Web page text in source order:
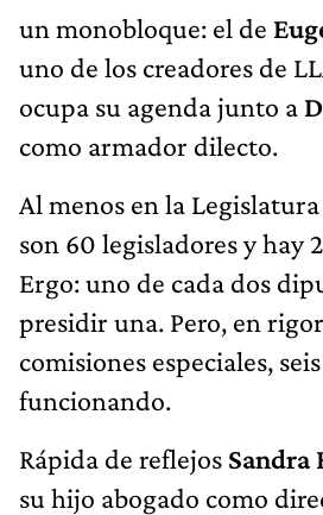
un monobloque: el de
uno de los creadores de
ocupa su agenda junto a
como armador dilecto.
Al menos en la
son 60 legisladores y hay
Ergo: uno de cada dos
presidir una. Pero, en
comisiones especiales,
funcionando.
Rápida de reflejos Sandra
su hijo abogado como